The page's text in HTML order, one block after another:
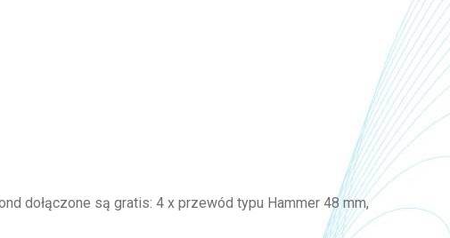
dołączone są gratis: 4 x przewód typu Hammer 48 mm,